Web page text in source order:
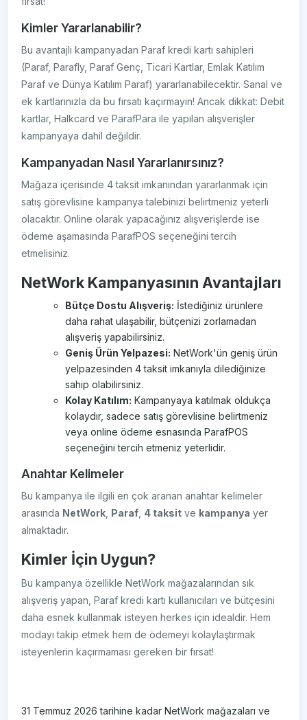
Kimler Yararlanabilir?
Bu avantajlı kampanyadan Paraf kredi kartı sahipleri
(Paraf, Parafly, Paraf Genç, Ticari Kartlar, Emlak Katılım
Paraf ve Dünya Katılım Paraf) yararlanabilecektir. Sanal ve
ek kartlarınızla da bu fırsatı kaçırmayın! Ancak dikkat: Debit
kartlar, Halkcard ve ParafPara ile yapılan alışverişler
kampanyaya dahil değildir.
Kampanyadan Nasıl Yararlanırsınız?
Mağaza içerisinde 4 taksit imkanından yararlanmak için
satış görevlisine kampanya talebinizi belirtmeniz yeterli
olacaktır. Online olarak yapacağınız alışverişlerde ise
ödeme aşamasında ParafPOS seçeneğini tercih
etmelisiniz.
NetWork Kampanyasının Avantajları
Bütçe Dostu Alışveriş: İstediğiniz ürünlere
daha rahat ulaşabilir, bütçenizi zorlamadan
alışveriş yapabilirsiniz.
Geniş Ürün Yelpazesi: NetWork'ün geniş ürün
yelpazesinden 4 taksit imkanıyla dilediğinize
sahip olabilirsiniz.
Kolay Katılım: Kampanyaya katılmak oldukça
kolaydır, sadece satış görevlisine belirtmeniz
veya online ödeme esnasında ParafPOS
seçeneğini tercih etmeniz yeterlidir.
Anahtar Kelimeler
Bu kampanya ile ilgili en çok aranan anahtar kelimeler
arasında NetWork Paraf 4 taksit ve kampanya yer
almaktadır.
Kimler İçin Uygun?
Bu kampanya özellikle NetWork mağazalarından sık
alışveriş yapan, Paraf kredi kartı kullanıcıları ve bütçesini
daha esnek kullanmak isteyen herkes için idealdir. Hem
modayı takip etmek hem de ödemeyi kolaylaştırmak
isteyenlerin kaçırmaması gereken bir fırsat!
31 Temmuz 2026 tarihine kadar NetWork mağazaları ve